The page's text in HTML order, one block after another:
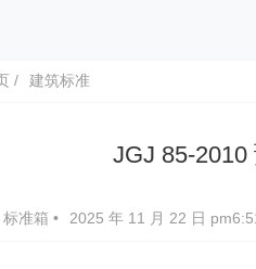
建筑标准
JGJ 85-
标准箱 • 2025 年 11 月 22 日